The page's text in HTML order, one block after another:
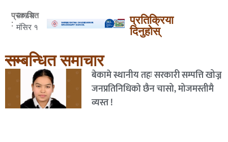
प्रकाशित
:
२०८२
मंसिर १
प्रतिक्रिया
दिनुहोस्
सम्बन्धित समाचार
बेकामे स्थानीय तहः सरकारी सम्पत्ति खोज्न
जनप्रतिनिधिको छैन चासो, मोजमस्तीमै
व्यस्त !